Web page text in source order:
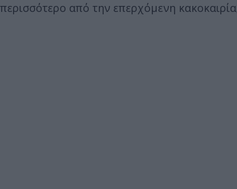
περισσότερο από την επερχόμενη